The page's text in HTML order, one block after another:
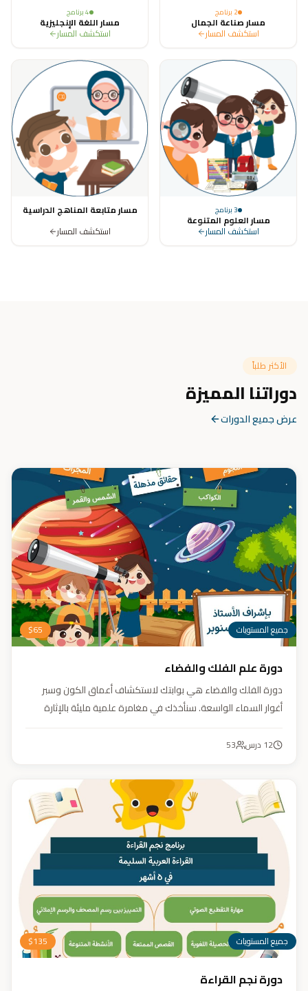
2 برنامج
مسار صناعة الجمال
استكشف المسار
4برنامج
مسار اللغة الإنجليزية
استكشف المسار
3برنامج
مسار العلوم المتنوعة
استكشف المسار
مسار متابعة المناهج الدراسية
استكشف المسار
الأكثر طلباً
دوراتنا المميزة
عرض جميع الدورات
جميع المستويات $65
دورة علم الفلك والفضاء
دورة الفلك والفضاء هي بوابتك لاستكشاف أعماق الكون وسبر
أغوار السماء الواسعة. سنأخذك في مغامرة علمية مليئة بالإثارة
عقلك وتثري خيالك، لتمنحك رؤية جديدة للكون وتفتح لك آفاقاً لا
12 درس 53
جميع المستويات $135
دورة نجم القراءة